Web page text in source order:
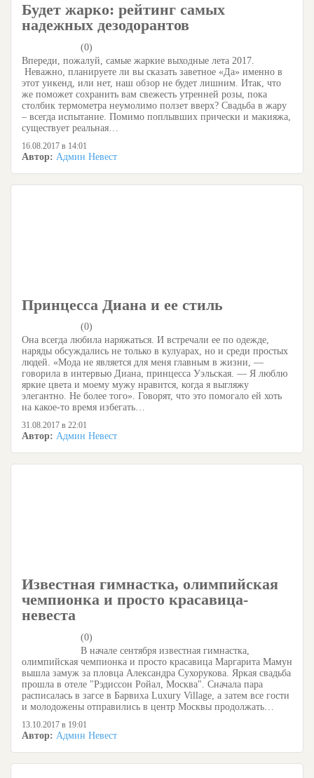
Будет жарко: рейтинг самых
надежных дезодорантов
(0)
Впереди, пожалуй, самые жаркие выходные лета 2017.
Неважно, планируете ли вы сказать заветное «Да» именно в
этот уикенд, или нет, наш обзор не будет лишним. Итак, что
же поможет сохранить вам свежесть утренней розы, пока
столбик термометра неумолимо ползет вверх? Свадьба в жару
– всегда испытание. Помимо поплывших прически и макияжа,
существует реальная…
16.08.2017 в 14:01
Автор: Админ Невест
Принцесса Диана и ее стиль
(0)
Она всегда любила наряжаться. И встречали ее по одежде,
наряды обсуждались не только в кулуарах, но и среди простых
людей. «Мода не является для меня главным в жизни, —
говорила в интервью Диана, принцесса Уэльская. — Я люблю
яркие цвета и моему мужу нравится, когда я выгляжу
элегантно. Не более того». Говорят, что это помогало ей хоть
на какое-то время избегать…
31.08.2017 в 22:01
Автор: Админ Невест
Известная гимнастка, олимпийская
чемпионка и просто красавица-
невеста
(0)
В начале сентября известная гимнастка,
олимпийская чемпионка и просто красавица Маргарита Мамун
вышла замуж за пловца Александра Сухорукова. Яркая свадьба
прошла в отеле "Рэдиссон Ройал, Москва". Сначала пара
расписалась в загсе в Барвиха Luxury Village, а затем все гости
и молодожены отправились в центр Москвы продолжать…
13.10.2017 в 19:01
Автор: Админ Невест